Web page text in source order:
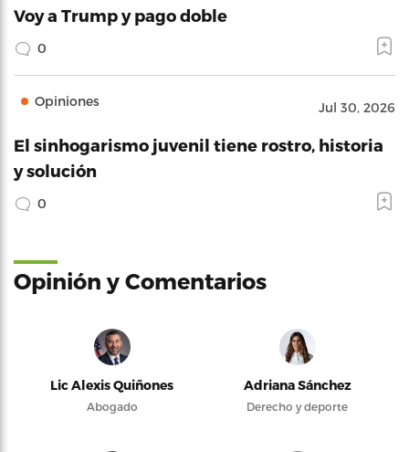
Voy a Trump y pago doble
0
Opiniones Jul 30, 2026
El sinhogarismo juvenil tiene rostro, historia
y solución
0
Opinión y Comentarios
Lic Alexis Quiñones
Abogado
Adriana Sánchez
Derecho y deporte